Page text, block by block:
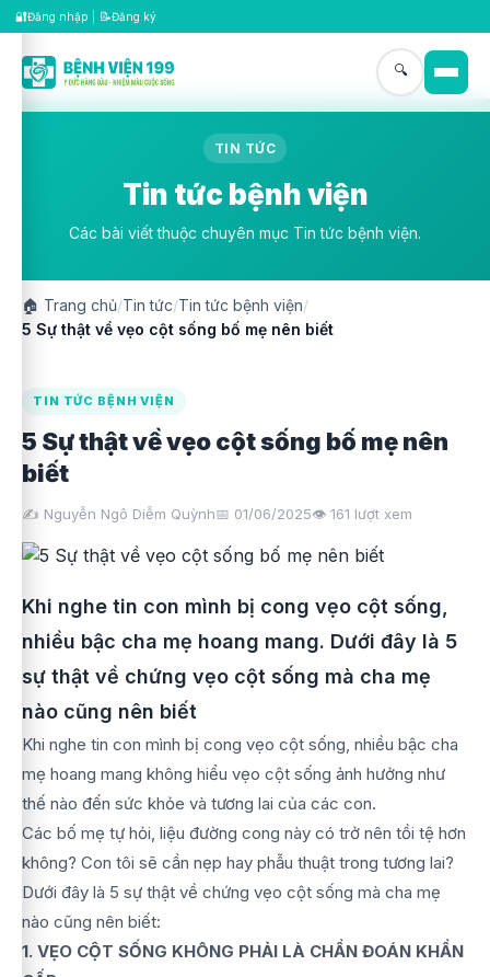
🔐Đăng nhập 📝Đăng ký
🔍
TIN TỨC
Tin tức bệnh viện
Các bài viết thuộc chuyên mục Tin tức bệnh viện.
🏠 Trang chủ/Tin tức/Tin tức bệnh viện/
5 Sự thật về vẹo cột sống bố mẹ nên biết
TIN TỨC BỆNH VIỆN
5 Sự thật về vẹo cột sống bố mẹ nên
biết
✍️ Nguyễn Ngô Diễm Quỳnh📅 01/06/2025👁️ 161 lượt xem
Khi nghe tin con mình bị cong vẹo cột sống,
nhiều bậc cha mẹ hoang mang. Dưới đây là 5
sự thật về chứng vẹo cột sống mà cha mẹ
nào cũng nên biết
Khi nghe tin con mình bị cong vẹo cột sống, nhiều bậc cha
mẹ hoang mang không hiểu vẹo cột sống ảnh hưởng như
thế nào đến sức khỏe và tương lai của các con.
Các bố mẹ tự hỏi, liệu đường cong này có trở nên tồi tệ hơn
không? Con tôi sẽ cần nẹp hay phẫu thuật trong tương lai?
Dưới đây là 5 sự thật về chứng vẹo cột sống mà cha mẹ
nào cũng nên biết:
1. VẸO CỘT SỐNG KHÔNG PHẢI LÀ CHẨN ĐOÁN KHẨN